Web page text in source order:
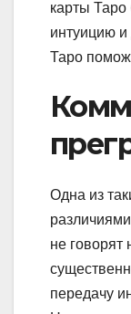
карты Таро
интуицию и
Таро
Одна из
не говорят
передачу